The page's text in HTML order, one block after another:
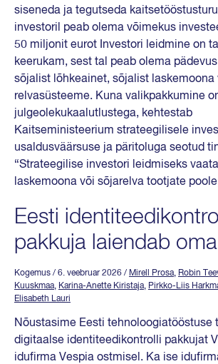
siseneda ja tegutseda
investoril peab olema võimekus
50 miljonit eurot Investori leidmine on
keerukam, sest tal peab olema
sõjalist lõhkeainet, sõjalist laskemoona
relvasüsteeme. Kuna valikpakkumine
julgeolekukaalutlustega, kehtestab
Kaitseministeerium strateegilisele
usaldusväärsuse ja päritoluga seotud
“Strateegilise investori leidmiseks
laskemoona või sõjarelva tootjate
Eesti
pakkuja laiendab
Kogemus / 6. veebruar 2026 / Mirell Prosa, Robin
Kuuskmaa, Karina-Anette Kiristaja, Pirkko-Liis
Elisabeth Lauri
Nõustasime Eesti tehnoloogiatööstuse
digitaalse identiteedikontrolli pakkujat
idufirma Vespia ostmisel. Ka ise